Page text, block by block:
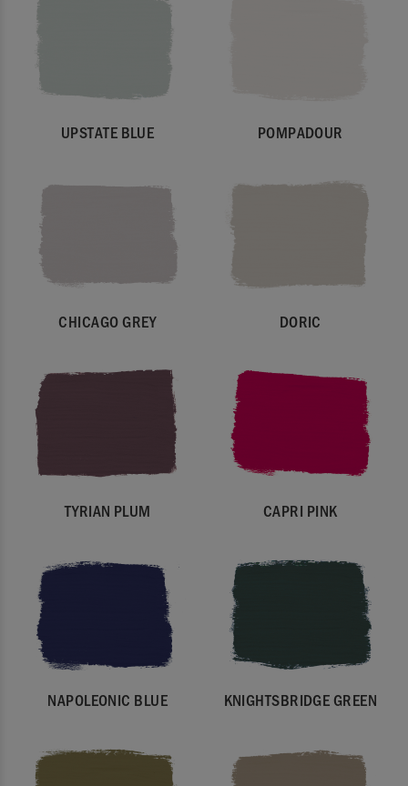
UPSTATE BLUE POMPADOUR
CHICAGO GREY DORIC
TYRIAN PLUM CAPRI PINK
NAPOLEONIC BLUE KNIGHTSBRIDGE GREEN